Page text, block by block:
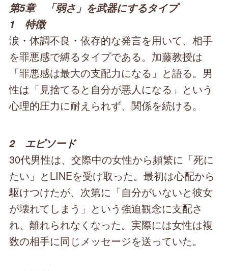
第5章 「弱さ」を武器にするタイプ
1 特徴
涙・体調不良・依存的な発言を用いて、相手
を罪悪感で縛るタイプである。加藤教授は
「罪悪感は最大の支配力になる」と語る。男
性は「見捨てると自分が悪人になる」という
心理的圧力に耐えられず、関係を続ける。
2 エピソード
30代男性は、交際中の女性から頻繁に「死に
たい」とLINEを受け取った。最初は心配から
駆けつけたが、次第に「自分がいないと彼女
が壊れてしまう」という強迫観念に支配さ
れ、離れられなくなった。実際には女性は複
数の相手に同じメッセージを送っていた。